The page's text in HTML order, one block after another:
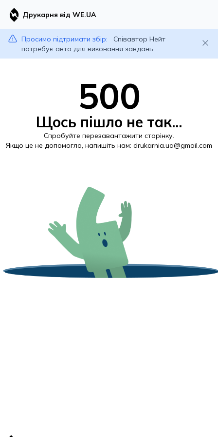
Друкарня від WE.UA
Просимо підтримати збір:
Співавтор Нейт
потребує авто для виконання завдань
500
Щось пішло не так...
Спробуйте перезавантажити сторінку.
Якщо це не допомогло, напишіть нам: drukarnia.ua@gmail.com